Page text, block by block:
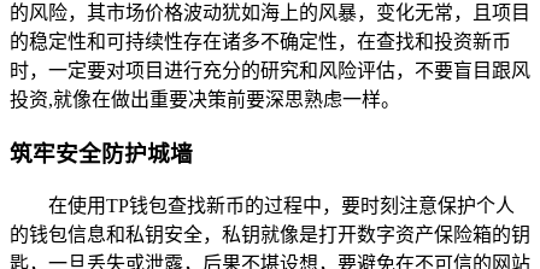
的风险，其市场价格波动犹如海上的风暴，变化无常，且项目
的稳定性和可持续性存在诸多不确定性，在查找和投资新币
时，一定要对项目进行充分的研究和风险评估，不要盲目跟风
投资,就像在做出重要决策前要深思熟虑一样。
筑牢安全防护城墙
在使用TP钱包查找新币的过程中，要时刻注意保护个人
的钱包信息和私钥安全，私钥就像是打开数字资产保险箱的钥
匙，一旦丢失或泄露，后果不堪设想，要避免在不可信的网站